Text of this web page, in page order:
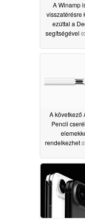
A Winamp
visszatérésre
ezúttal a
segítségével
A következő
Pencil
rendelkezhet